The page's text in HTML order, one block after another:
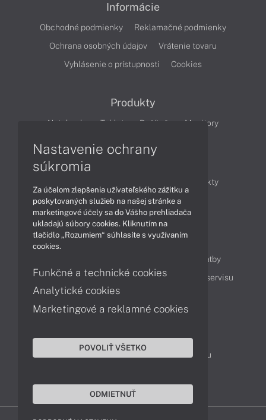
Informácie
Obchodné podmienky
Reklamačné podmienky
Ochrana osobných údajov
Vrátenie tovaru
Vyhlásenie o prístupnosti
Cookies
Produkty
Notebooky Tablety Počítače Monitory
Produkty
Technológie
Videá
Obsah
Možnosti doručenia a platby
Podpora a servis
Servisné služby Cenník servisu
Kontakty
043 4224 771
Obchodné oddelenie
Reklamácia tovaru
Nastavenie ochrany
súkromia
Za účelom zlepšenia užívateľského zážitku a
poskytovaných služieb na našej stránke a
marketingové účely sa do Vášho prehliadača
ukladajú súbory cookies. Kliknutím na
tlačidlo „Rozumiem“ súhlasíte s využívaním
cookies.
Funkčné a technické cookies
Analytické cookies
Marketingové a reklamné cookies
POVOLIŤ VŠETKO
ODMIETNUŤ